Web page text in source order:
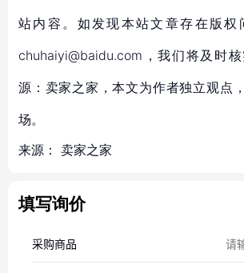
站内容。如发现本站文章存在版权
chuhaiyi@baidu.com，我们将及时
源：卖家之家，本文为作者独立观点
场。
来源： 卖家之家
填写询价